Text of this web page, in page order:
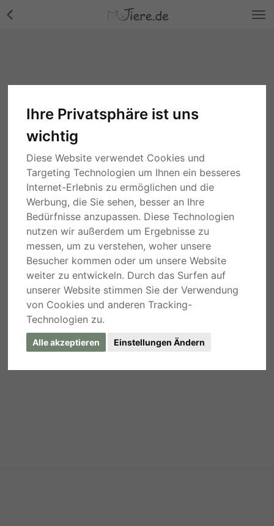
Ihre Privatsphäre ist uns
wichtig
Diese Website verwendet Cookies und
Targeting Technologien um Ihnen ein besseres
Internet-Erlebnis zu ermöglichen und die
Werbung, die Sie sehen, besser an Ihre
Bedürfnisse anzupassen. Diese Technologien
nutzen wir außerdem um Ergebnisse zu
messen, um zu verstehen, woher unsere
Besucher kommen oder um unsere Website
weiter zu entwickeln. Durch das Surfen auf
unserer Website stimmen Sie der Verwendung
von Cookies und anderen Tracking-
Technologien zu.
Alle akzeptieren Einstellungen Ändern